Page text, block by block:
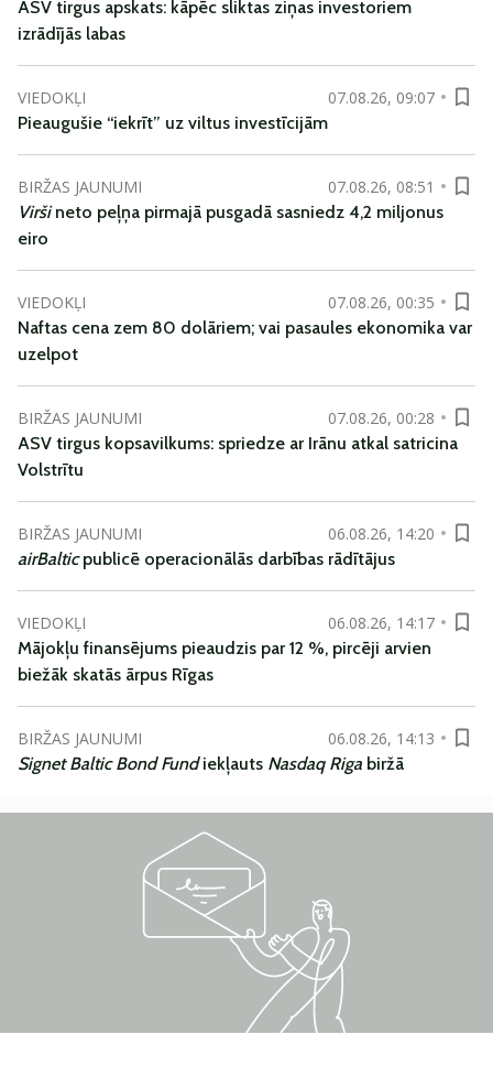
ASV tirgus apskats: kāpēc sliktas ziņas investoriem
izrādījās labas
VIEDOKĻI
07.08.26, 09:07
Pieaugušie “iekrīt” uz viltus investīcijām
BIRŽAS JAUNUMI
07.08.26, 08:51
Viršineto peļņa pirmajā pusgadā sasniedz 4,2 miljonus
eiro
VIEDOKĻI
07.08.26, 00:35
Naftas cena zem 80 dolāriem; vai pasaules ekonomika var
uzelpot
BIRŽAS JAUNUMI
07.08.26, 00:28
ASV tirgus kopsavilkums: spriedze ar Irānu atkal satricina
Volstrītu
BIRŽAS JAUNUMI
06.08.26, 14:20
airBalticpublicē operacionālās darbības rādītājus
VIEDOKĻI
06.08.26, 14:17
Mājokļu finansējums pieaudzis par 12 %, pircēji arvien
biežāk skatās ārpus Rīgas
BIRŽAS JAUNUMI
06.08.26, 14:13
Signet Baltic Bond Fundiekļauts Nasdaq Riga biržā